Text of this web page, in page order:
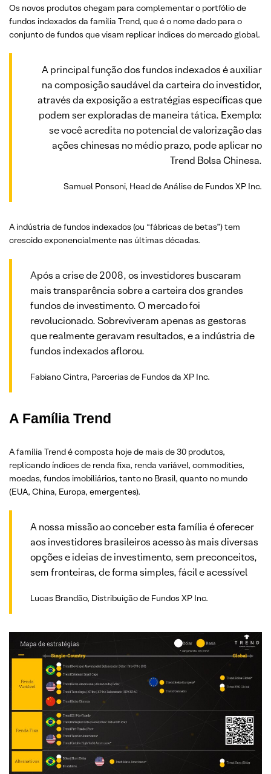
Os novos produtos chegam para complementar o portfólio de
fundos indexados da família Trend, que é o nome dado para o
conjunto de fundos que visam replicar índices do mercado global.
A principal função dos fundos indexados é auxiliar
na composição saudável da carteira do investidor,
através da exposição a estratégias específicas que
podem ser exploradas de maneira tática. Exemplo:
se você acredita no potencial de valorização das
ações chinesas no médio prazo, pode aplicar no
Trend Bolsa Chinesa.
Samuel Ponsoni, Head de Análise de Fundos XP Inc.
A indústria de fundos indexados (ou “fábricas de betas”) tem
crescido exponencialmente nas últimas décadas.
Após a crise de 2008, os investidores buscaram
mais transparência sobre a carteira dos grandes
fundos de investimento. O mercado foi
revolucionado. Sobreviveram apenas as gestoras
que realmente geravam resultados, e a indústria de
fundos indexados aflorou.
Fabiano Cintra, Parcerias de Fundos da XP Inc.
A Família Trend
A família Trend é composta hoje de mais de 30 produtos,
replicando índices de renda fixa, renda variável, commodities,
moedas, fundos imobiliários, tanto no Brasil, quanto no mundo
(EUA, China, Europa, emergentes).
A nossa missão ao conceber esta família é oferecer
aos investidores brasileiros acesso às mais diversas
opções e ideias de investimento, sem preconceitos,
sem fronteiras, de forma simples, fácil e acessível
Lucas Brandão, Distribuição de Fundos XP Inc.